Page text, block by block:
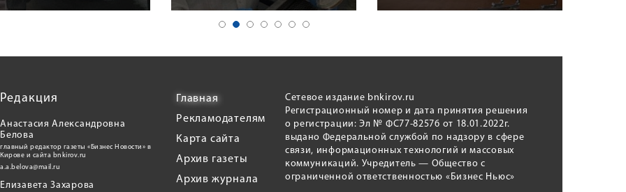
Редакция
Анастасия Александровна
Белова
главный редактор газеты «Бизнес Новости» в
Кирове и сайта bnkirov.ru
a.a.belova@mail.ru
Елизавета Захарова
Главная
Рекламодателям
Карта сайта
Архив газеты
Архив журнала
Сетевое издание bnkirov.ru
Регистрационный номер и дата принятия решения
о регистрации: Эл № ФС77-82576 от 18.01.2022г.
выдано Федеральной службой по надзору в сфере
связи, информационных технологий и массовых
коммуникаций. Учредитель — Общество с
ограниченной ответственностью «Бизнес Ньюс»